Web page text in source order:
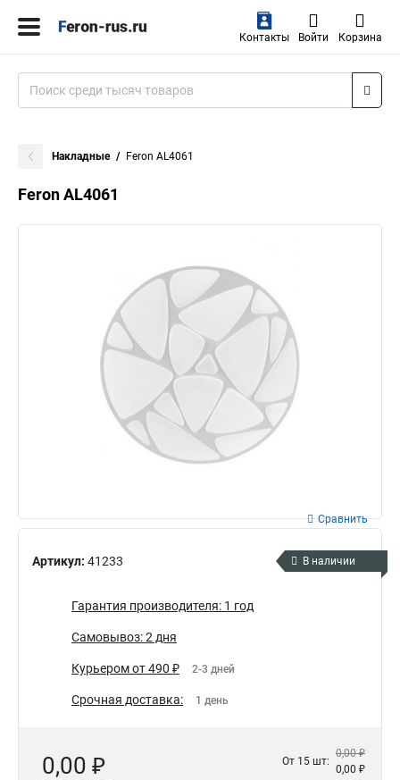
Контакты Войти Корзина
Накладные Feron AL4061
Feron AL4061
Артикул: 41233
Сравнить
В наличии
Гарантия производителя: 1 год
Самовывоз: 2 дня
Курьером от 490 ₽ 2-3 дней
Срочная доставка: 1 день
0,00 ₽ От 15 шт:
0,00 ₽
0,00 ₽